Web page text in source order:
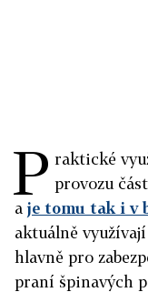
P raktické
provozu
aje tomu tak i v
aktuálně
hlavně pro
praní špinavých